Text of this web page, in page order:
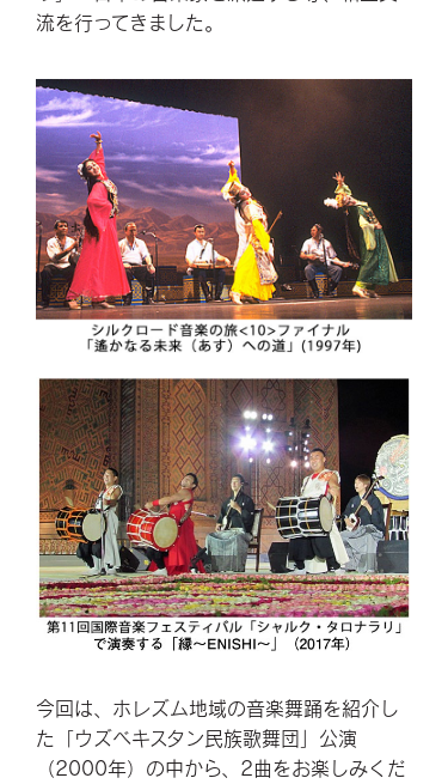
流を行ってきました。
今回は、ホレズム地域の音楽舞踊を紹介し
た「ウズベキスタン民族歌舞団」公演
（2000年）の中から、2曲をお楽しみくだ